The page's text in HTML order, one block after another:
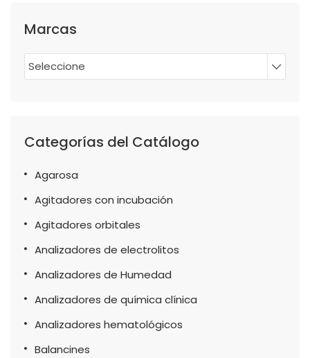
Marcas
Seleccione
Categorías del Catálogo
Agarosa
Agitadores con incubación
Agitadores orbitales
Analizadores de electrolitos
Analizadores de Humedad
Analizadores de química clínica
Analizadores hematológicos
Balancines